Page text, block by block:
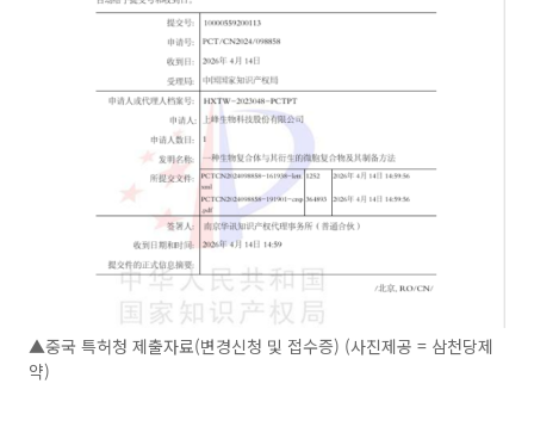
▲중국 특허청 제출자료(변경신청 및 접수증) (사진제공 = 삼천당제
약)